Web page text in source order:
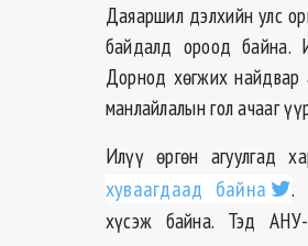
Даяаршил дэлхийн улс
байдалд ороод байна.
Дорнод хөгжих найдвар
манлайлалын гол ачааг
Илүү өргөн агуулгад
хуваагдаад байна
.
хүсэж байна. Тэд АНУ-